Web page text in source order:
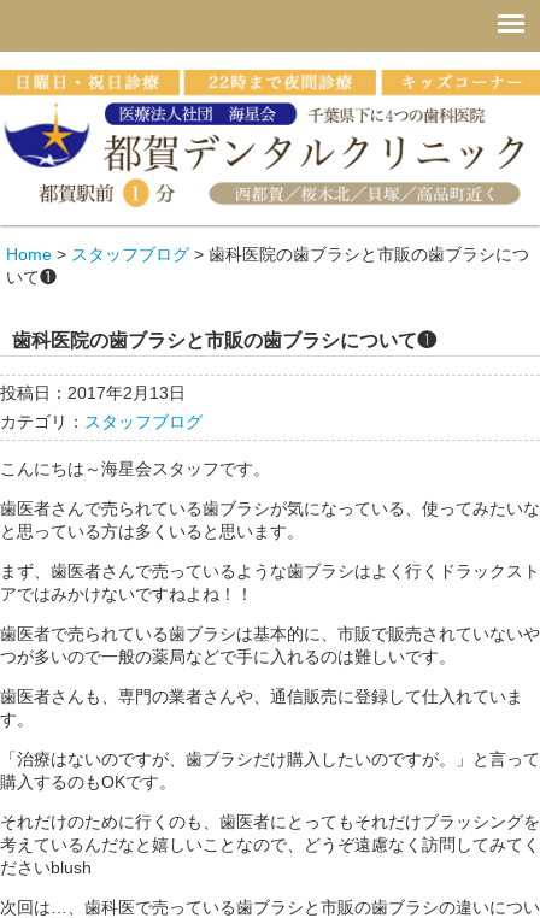
Home > スタッフブログ > 歯科医院の歯ブラシと市販の歯ブラシにつ
いて❶
歯科医院の歯ブラシと市販の歯ブラシについて❶
投稿日：2017年2月13日
カテゴリ： スタッフブログ
こんにちは～海星会スタッフです。
歯医者さんで売られている歯ブラシが気になっている、使ってみたいな
と思っている方は多くいると思います。
まず、歯医者さんで売っているような歯ブラシはよく行くドラックスト
アではみかけないですねよね！！
歯医者で売られている歯ブラシは基本的に、市販で販売されていないや
つが多いので一般の薬局などで手に入れるのは難しいです。
歯医者さんも、専門の業者さんや、通信販売に登録して仕入れていま
す。
「治療はないのですが、歯ブラシだけ購入したいのですが。」と言って
購入するのもOKです。
それだけのために行くのも、歯医者にとってもそれだけブラッシングを
考えているんだなと嬉しいことなので、どうぞ遠慮なく訪問してみてく
ださいblush
次回は…、歯科医で売っている歯ブラシと市販の歯ブラシの違いについ